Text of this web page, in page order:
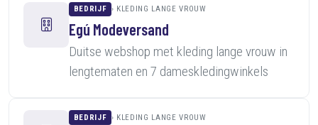
BEDRIJF KLEDING LANGE VROUW
Egú Modeversand
Duitse webshop met kleding lange vrouw in
lengtematen en 7 dameskledingwinkels
BEDRIJF KLEDING LANGE VROUW